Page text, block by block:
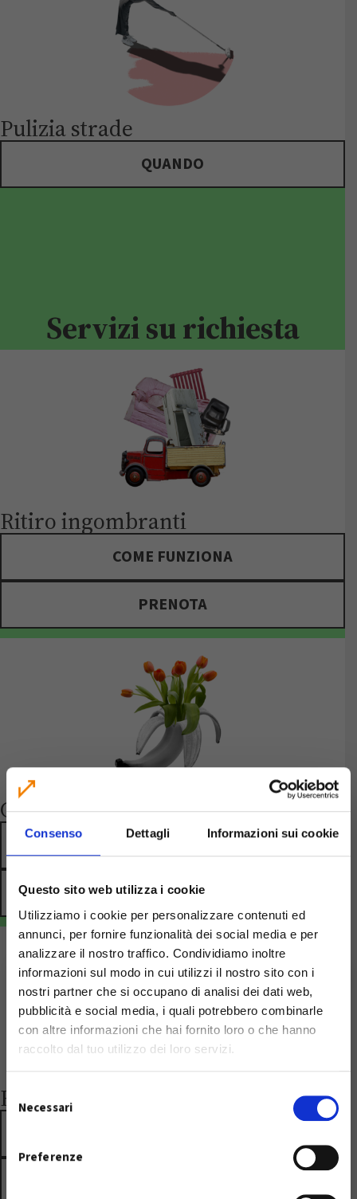
Consenso Dettagli Informazioni sui cookie
Questo sito web utilizza i cookie
Utilizziamo i cookie per personalizzare contenuti ed
annunci, per fornire funzionalità dei social media e per
analizzare il nostro traffico. Condividiamo inoltre
informazioni sul modo in cui utilizzi il nostro sito con i
nostri partner che si occupano di analisi dei dati web,
pubblicità e social media, i quali potrebbero combinarle
con altre informazioni che hai fornito loro o che hanno
raccolto dal tuo utilizzo dei loro servizi.
S
e
Necessari
Preferenze
Pulizia strade
QUANDO
Servizi su richiesta
Ritiro ingombranti
COME FUNZIONA
PRENOTA
Compostaggio domestico
COME SI FA
RICHIEDI COMPOSTIERA
Raccolta verde leggero
Temporaneo disservizio
telefonico dello
Si informa che il numero telefonico
HO LETTO!